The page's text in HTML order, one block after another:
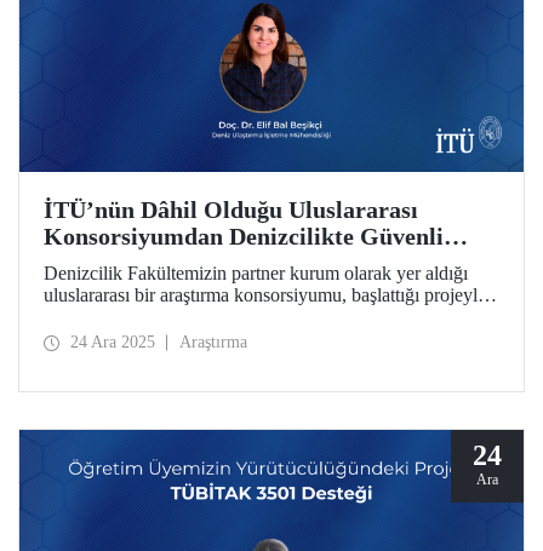
İTÜ’nün Dâhil Olduğu Uluslararası
Konsorsiyumdan Denizcilikte Güvenli
Karbonsuzlaşma İçin Önemli Proje
Denizcilik Fakültemizin partner kurum olarak yer aldığı
uluslararası bir araştırma konsorsiyumu, başlattığı projeyle
hızlandırmayı hedefliyor. Öğretim üyemiz Doç. Dr. Elif Bal
24 Ara 2025 Araştırma
24
Ara